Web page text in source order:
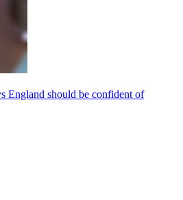
England should be confident of